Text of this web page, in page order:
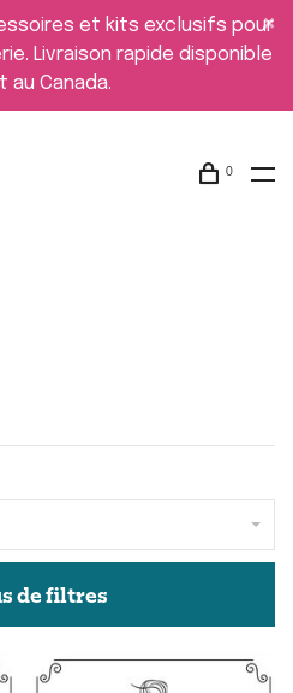
et kits exclusifs pour
Livraison rapide disponible
au Canada.
0
de filtres